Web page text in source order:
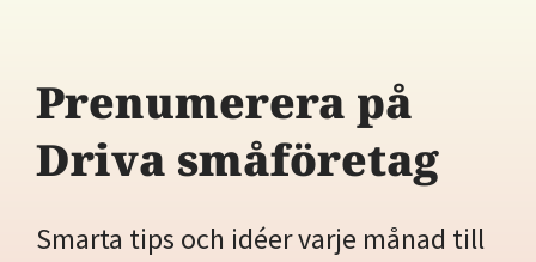
Prenumerera på
Driva småföretag
Smarta tips och idéer varje månad till